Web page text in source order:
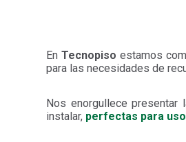
EnTecnopiso estamos
para las necesidades de
Nos enorgullece presentar
instalar, perfectas para